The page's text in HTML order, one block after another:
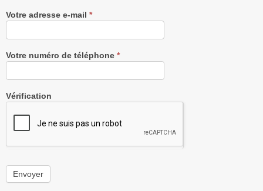
Votre adresse e-mail *
Votre numéro de téléphone *
Vérification
Envoyer